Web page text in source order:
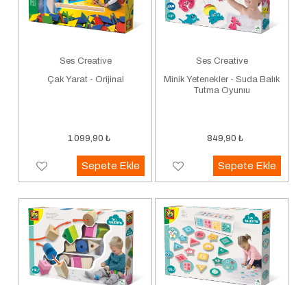
Ses Creative
Çak Yarat - Orijinal
1.099,90 ₺
Sepete Ekle
Ses Creative
Minik Yetenekler - Suda Balık
Tutma Oyunıu
849,90 ₺
Sepete Ekle